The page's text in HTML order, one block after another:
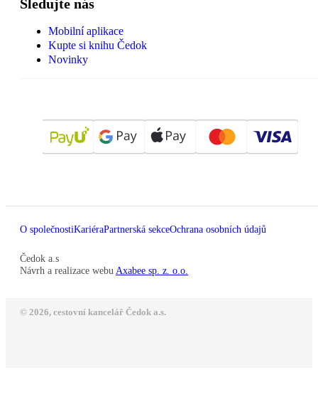
Sledujte nás
Mobilní aplikace
Kupte si knihu Čedok
Novinky
O společnostiKariéraPartnerská sekceOchrana osobních údajů
Čedok a.s
Návrh a realizace webu Axabee sp. z. o.o.
© 2026, cestovní kancelář Čedok a.s.